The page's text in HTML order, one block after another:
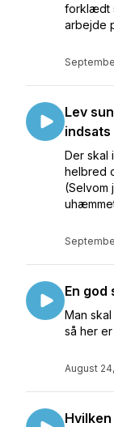
forklædt
arbejde
Lev
indsats
Der skal
helbred
(Selvom
En god
Man
så her
August